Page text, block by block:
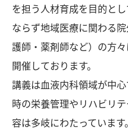
を担う人材育成を目的と
ならず地域医療に関わる
護師・薬剤師など）の方
開催しております。
講義は血液内科領域が中
時の栄養管理やリハビリ
容は多岐にわたっています。